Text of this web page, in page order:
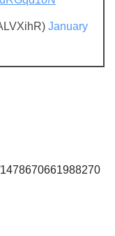
January